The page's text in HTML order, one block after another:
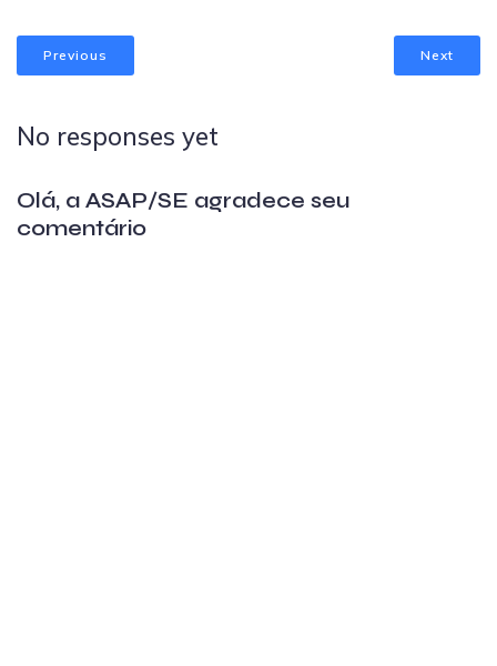
Previous Next
No responses yet
Olá, a ASAP/SE agradece seu
comentário